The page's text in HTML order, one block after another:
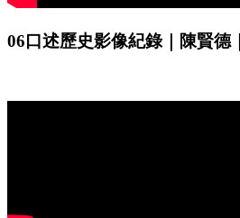
06口述歷史影像紀錄｜陳賢德｜